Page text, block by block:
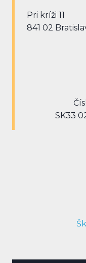
Pri kríži 11
841 02
SK33